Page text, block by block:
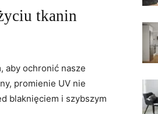
tkanin
aby ochronić nasze
promienie ‌UV nie
blaknięciem i szybszym​